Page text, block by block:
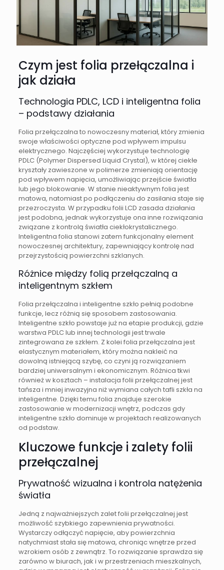
Czym jest folia przełączalna i
jak działa
Technologia PDLC, LCD i inteligentna folia
– podstawy działania
Folia przełączalna to nowoczesny materiał, który zmienia
swoje właściwości optyczne pod wpływem impulsu
elektrycznego. Najczęściej wykorzystuje technologię
PDLC (Polymer Dispersed Liquid Crystal), w której ciekłe
kryształy zawieszone w polimerze zmieniają orientację
pod wpływem napięcia, umożliwiając przejście światła
lub jego blokowanie. W stanie nieaktywnym folia jest
matowa, natomiast po podłączeniu do zasilania staje się
przezroczysta. W przypadku folii LCD zasada działania
jest podobna, jednak wykorzystuje ona inne rozwiązania
związane z kontrolą światła ciekłokrystalicznego.
Inteligentna folia stanowi zatem funkcjonalny element
nowoczesnej architektury, zapewniający kontrolę nad
przejrzystością powierzchni szklanych.
Różnice między folią przełączalną a
inteligentnym szkłem
Folia przełączalna i inteligentne szkło pełnią podobne
funkcje, lecz różnią się sposobem zastosowania.
Inteligentne szkło powstaje już na etapie produkcji, gdzie
warstwa PDLC lub innej technologii jest trwale
zintegrowana ze szkłem. Z kolei folia przełączalna jest
elastycznym materiałem, który można nakleić na
dowolną istniejącą szybę, co czyni ją rozwiązaniem
bardziej uniwersalnym i ekonomicznym. Różnica tkwi
również w kosztach – instalacja folii przełączalnej jest
tańsza i mniej inwazyjna niż wymiana całych tafli szkła na
inteligentne. Dzięki temu folia znajduje szerokie
zastosowanie w modernizacji wnętrz, podczas gdy
inteligentne szkło dominuje w projektach realizowanych
od podstaw.
Kluczowe funkcje i zalety folii
przełączalnej
Prywatność wizualna i kontrola natężenia
światła
Jedną z najważniejszych zalet folii przełączalnej jest
możliwość szybkiego zapewnienia prywatności.
Wystarczy odłączyć napięcie, aby powierzchnia
natychmiast stała się matowa, chroniąc wnętrze przed
wzrokiem osób z zewnątrz. To rozwiązanie sprawdza się
zarówno w biurach, jak i w przestrzeniach mieszkalnych,